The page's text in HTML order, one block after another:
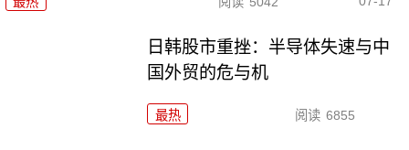
日韩股市重挫：半导体失速与中
国外贸的危与机
最热 阅读 6855